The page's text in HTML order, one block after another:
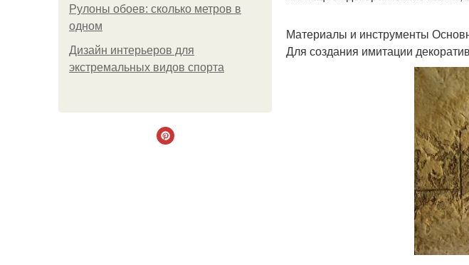
Рулоны обоев: сколько метров в
одном
Дизайн интерьеров для
экстремальных видов спорта
Материалы и инструменты
Для создания имитации